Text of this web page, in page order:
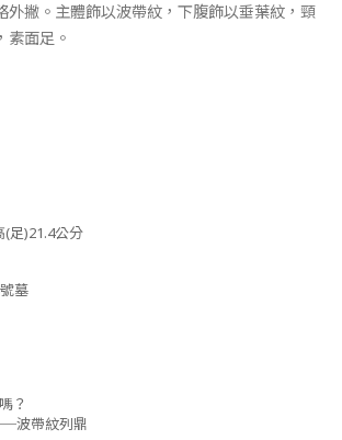
外撇。主體飾以波帶紋，下腹飾以垂葉紋，頸
素面足。
(足)21.4公分
墓
？
波帶紋列鼎